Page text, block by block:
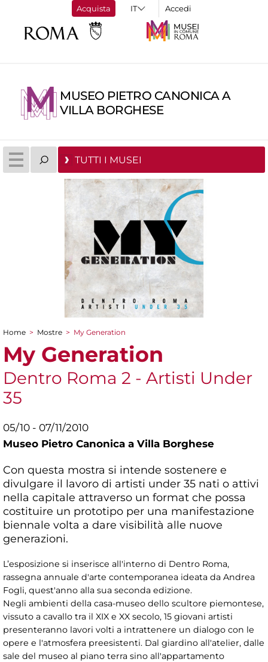
Acquista Accedi
MUSEO PIETRO CANONICA A
VILLA BORGHESE
TUTTI I MUSEI
Tu sei qui
Home > Mostre > My Generation
My Generation
Dentro Roma 2 - Artisti Under
35
05/10 - 07/11/2010
Museo Pietro Canonica a Villa Borghese
Con questa mostra si intende sostenere e
divulgare il lavoro di artisti under 35 nati o attivi
nella capitale attraverso un format che possa
costituire un prototipo per una manifestazione
biennale volta a dare visibilità alle nuove
generazioni.
L’esposizione si inserisce all'interno di Dentro Roma,
rassegna annuale d'arte contemporanea ideata da Andrea
Fogli, quest'anno alla sua seconda edizione.
Negli ambienti della casa-museo dello scultore piemontese,
vissuto a cavallo tra il XIX e XX secolo, 15 giovani artisti
presenteranno lavori volti a intrattenere un dialogo con le
opere e l'atmosfera preesistenti. Dal giardino all'atelier, dalle
sale del museo al piano terra sino all'appartamento